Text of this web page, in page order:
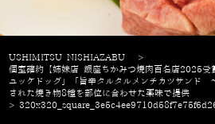
USHIMITSU NISHIAZABU
>
個室確約【姉妹店 銀座ちかみつ焼肉百名店2025受
ユッケドッグ」「旨辛タルタルメンチカツサンド
された焼き物8種を部位に合わせた薬味で提供
>